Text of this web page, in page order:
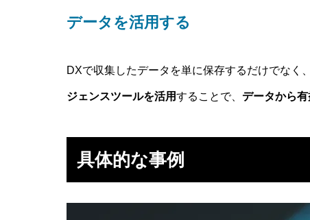
データを活用する
DXで収集したデータを単に保存するだけでなく
ジェンスツールを活用することで、 データから
具体的な事例